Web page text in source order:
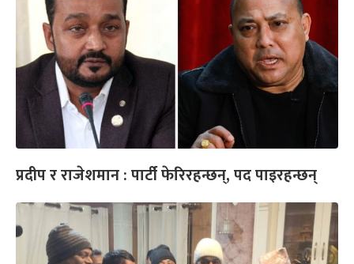
प्रदीप र राजेशमान : पार्टी फेरिरहन्छन्, पद पाइरहन्छन्